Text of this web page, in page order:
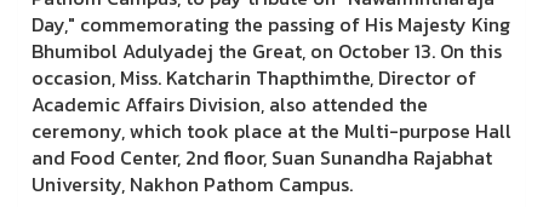
Day," commemorating the passing of His Majesty King
Bhumibol Adulyadej the Great, on October 13. On this
occasion, Miss. Katcharin Thapthimthe, Director of
Academic Affairs Division, also attended the
ceremony, which took place at the Multi-purpose Hall
and Food Center, 2nd floor, Suan Sunandha Rajabhat
University, Nakhon Pathom Campus.